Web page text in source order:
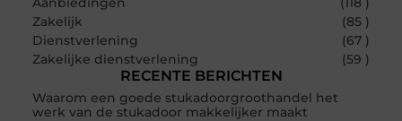
Zakelijk
(85 )
Dienstverlening
(67 )
Zakelijke dienstverlening
(59 )
RECENTE BERICHTEN
Waarom een goede stukadoorgroothandel het
werk van de stukadoor makkelijker maakt